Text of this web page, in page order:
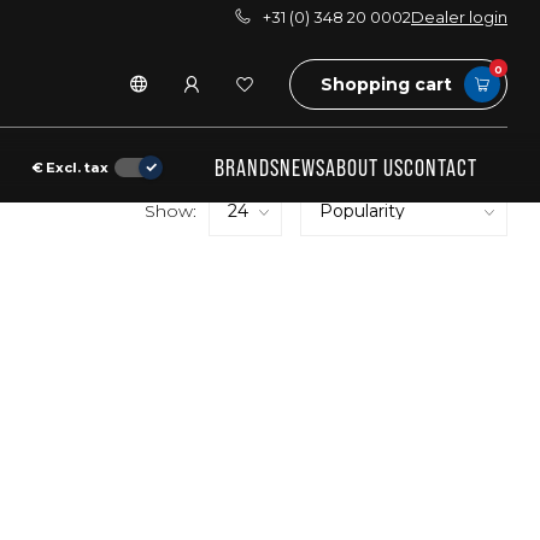
+31 (0) 348 20 0002Dealer login
Shopping cart
0
€ Excl. tax BRANDSNEWSABOUT USCONTACT
Show: